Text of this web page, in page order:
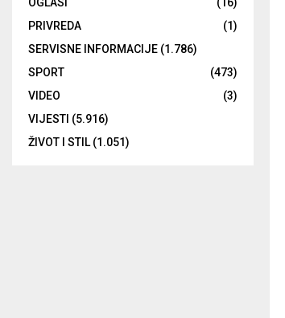
OGLASI
(16)
PRIVREDA
(1)
SERVISNE INFORMACIJE (1.786)
SPORT
(473)
VIDEO
(3)
VIJESTI (5.916)
ŽIVOT I STIL(1.051)